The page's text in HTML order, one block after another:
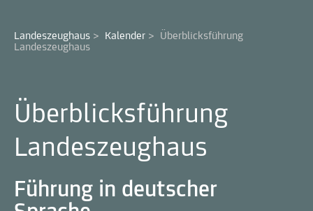
Landeszeughaus > Kalender > Überblicksführung
Landeszeughaus
Überblicksführung
Landeszeughaus
Führung in deutscher